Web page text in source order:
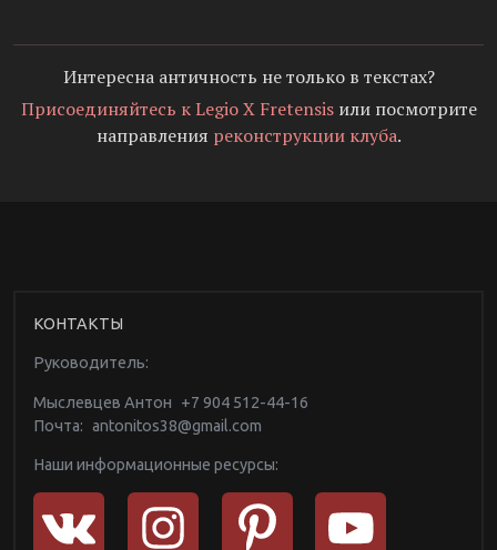
Интересна античность не только в текстах?
Присоединяйтесь к Legio X Fretensisили посмотрите
направления реконструкции клуба.
КОНТАКТЫ
Руководитель:
Мыслевцев Антон
+7 904 512-44-16
Почта: antonitos38@gmail.com
Наши информационные ресурсы: